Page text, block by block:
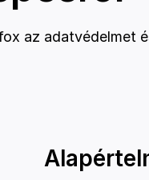
az adatvédelmet